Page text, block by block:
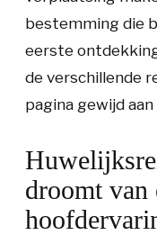
bestemming die
eerste
de verschillende
pagina gewijd aan
droomt van